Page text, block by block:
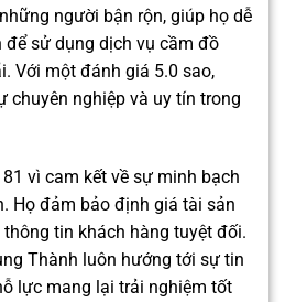
người bận rộn, giúp họ dễ
để sử dụng dịch vụ cầm đồ
Với một đánh giá 5.0 sao,
chuyên nghiệp và uy tín trong
vì cam kết về sự minh bạch
Họ đảm bảo định giá tài sản
tin khách hàng tuyệt đối.
Thành luôn hướng tới sự tin
lực mang lại trải nghiệm tốt